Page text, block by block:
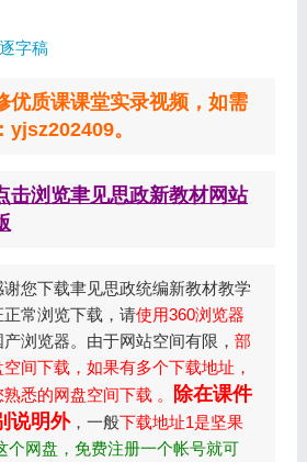
逐字稿
优质课课堂实录视频，如需
yjsz202409。
击浏览聿见思政新教材网站
您下载聿见思政统编新教材教学
常浏览下载，请使用360浏览器
产浏览器。由于网站空间有限， 部
间下载，如果有多个下载地址，
悉的网盘空间下载 。
除在课件
说明外，一般下载地址1是坚果
个网盘，免费注册一个帐号就可